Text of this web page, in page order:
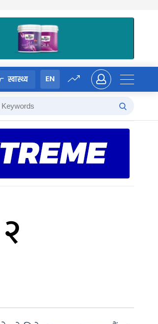
स्वास्थ्य EN